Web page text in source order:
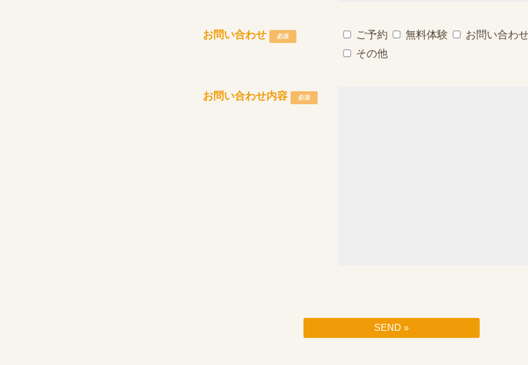
お問い合わせ 必須 ご予約 無料体験
お問い合わ
その他
お問い合わせ内容 必須
SEND »